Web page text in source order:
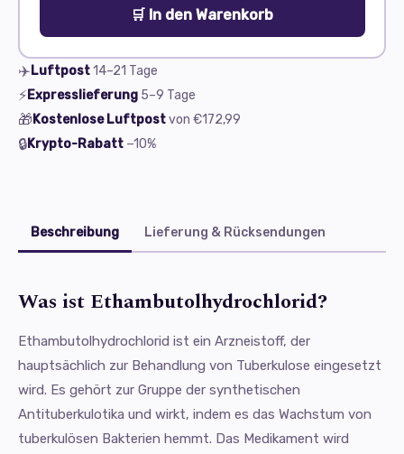
🛒 In den Warenkorb
✈️Luftpost14–21 Tage
⚡Expresslieferung 5–9 Tage
🎁Kostenlose Luftpostvon €172,99
🔒Krypto-Rabatt −10%
Beschreibung Lieferung & Rücksendungen
Was ist Ethambutolhydrochlorid?
Ethambutolhydrochlorid ist ein Arzneistoff, der
hauptsächlich zur Behandlung von Tuberkulose eingesetzt
wird. Es gehört zur Gruppe der synthetischen
Antituberkulotika und wirkt, indem es das Wachstum von
tuberkulösen Bakterien hemmt. Das Medikament wird